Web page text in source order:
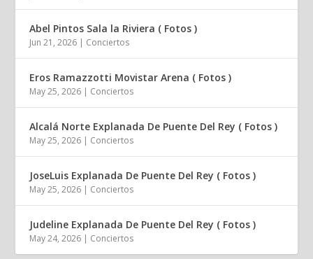
Abel Pintos Sala la Riviera ( Fotos )
Jun 21, 2026 | Conciertos
Eros Ramazzotti Movistar Arena ( Fotos )
May 25, 2026 | Conciertos
Alcalá Norte Explanada De Puente Del Rey ( Fotos )
May 25, 2026 | Conciertos
JoseLuis Explanada De Puente Del Rey ( Fotos )
May 25, 2026 | Conciertos
Judeline Explanada De Puente Del Rey ( Fotos )
May 24, 2026 | Conciertos